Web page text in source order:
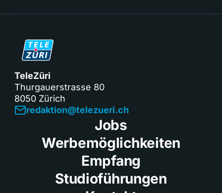
TeleZüri
Thurgauerstrasse 80
8050 Zürich
redaktion@telezueri.ch
Jobs
Werbemöglichkeiten
Empfang
Studioführungen